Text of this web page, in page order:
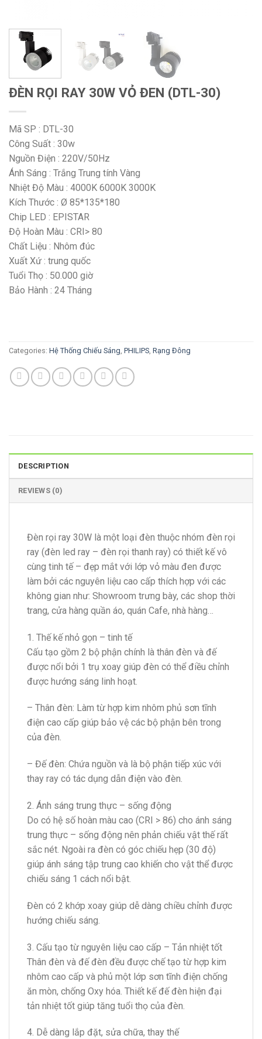
ĐÈN RỌI RAY 30W VỎ ĐEN (DTL-30)
Mã SP : DTL-30
Công Suất : 30w
Nguồn Điện : 220V/50Hz
Ánh Sáng : Trắng Trung tính Vàng
Nhiệt Độ Màu : 4000K 6000K 3000K
Kích Thước : Ø 85*135*180
Chip LED : EPISTAR
Độ Hoàn Màu : CRI> 80
Chất Liệu : Nhôm đúc
Xuất Xứ : trung quốc
Tuổi Thọ : 50.000 giờ
Bảo Hành : 24 Tháng
Categories: Hệ Thống Chiếu Sáng PHILIPS Rạng Đông
DESCRIPTION
REVIEWS (0)
Đèn rọi ray 30W là một loại đèn thuộc nhóm đèn rọi
ray (đèn led ray – đèn rọi thanh ray) có thiết kế vô
cùng tinh tế – đẹp mắt với lớp vỏ màu đen được
làm bởi các nguyên liệu cao cấp thích hợp với các
không gian như: Showroom trưng bày, các shop thời
trang, cửa hàng quần áo, quán Cafe, nhà hàng…
1. Thế kế nhỏ gọn – tinh tế
Cấu tạo gồm 2 bộ phận chính là thân đèn và đế
được nổi bởi 1 trụ xoay giúp đèn có thể điều chỉnh
được hướng sáng linh hoạt.
– Thân đèn: Làm từ hợp kim nhôm phủ sơn tĩnh
điện cao cấp giúp bảo vệ các bộ phận bên trong
của đèn.
– Đế đèn: Chứa nguồn và là bộ phận tiếp xúc với
thay ray có tác dụng dẫn điện vào đèn.
2. Ánh sáng trung thực – sống động
Do có hệ số hoàn màu cao (CRI > 86) cho ánh sáng
trung thực – sống động nên phản chiếu vật thế rất
sắc nét. Ngoài ra đèn có góc chiếu hẹp (30 độ)
giúp ánh sáng tập trung cao khiến cho vật thể được
chiếu sáng 1 cách nổi bật.
Đèn có 2 khớp xoay giúp dễ dàng chiều chỉnh được
hướng chiếu sáng.
3. Cấu tạo từ nguyên liệu cao cấp – Tản nhiệt tốt
Thân đèn và đế đèn đều được chế tạo từ hợp kim
nhôm cao cấp và phủ một lớp sơn tĩnh điện chống
ăn mòn, chống Oxy hóa. Thiết kế đế đèn hiện đại
tản nhiệt tốt giúp tăng tuổi thọ của đèn.
4. Dễ dàng lắp đặt, sửa chữa, thay thế